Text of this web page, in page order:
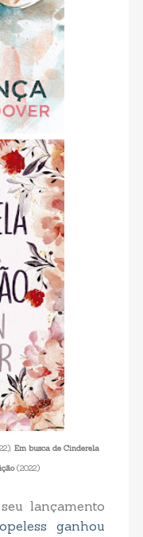
Em busca de Cinderela
(2022)
lançamento
ganhou